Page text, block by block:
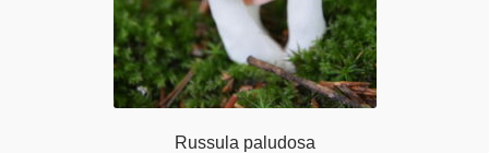
Russula paludosa